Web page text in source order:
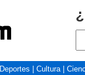
Deportes Cultura|